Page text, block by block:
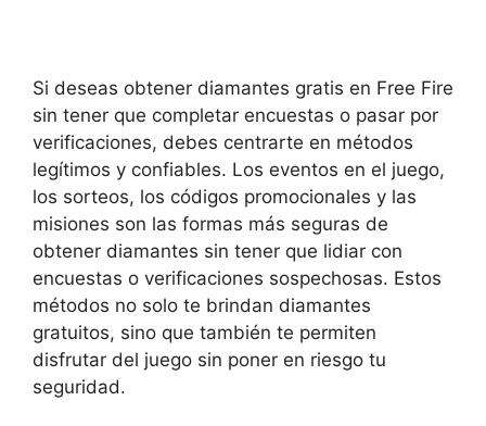
Si deseas obtener diamantes gratis en Free Fire
sin tener que completar encuestas o pasar por
verificaciones, debes centrarte en métodos
legítimos y confiables. Los eventos en el juego,
los sorteos, los códigos promocionales y las
misiones son las formas más seguras de
obtener diamantes sin tener que lidiar con
encuestas o verificaciones sospechosas. Estos
métodos no solo te brindan diamantes
gratuitos, sino que también te permiten
disfrutar del juego sin poner en riesgo tu
seguridad.